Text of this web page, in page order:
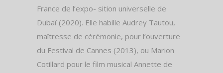
France de l’expo- sition universelle de
Dubaï (2020). Elle habille Audrey Tautou,
maîtresse de cérémonie, pour l’ouverture
du Festival de Cannes (2013), ou Marion
Cotillard pour le film musical Annette de